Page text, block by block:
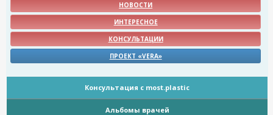
НОВОСТИ
ИНТЕРЕСНОЕ
КОНСУЛЬТАЦИИ
ПРОЕКТ «VERA»
Консультация с most.plastic
Альбомы врачей